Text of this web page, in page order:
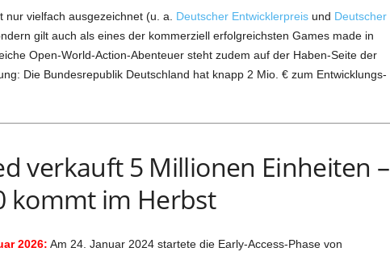
vielfach ausgezeichnet (u. a. Deutscher Entwicklerpreisund Deutscher
gilt auch als eines der kommerziell erfolgreichsten Games made in
Open-World-Action-Abenteuer steht zudem auf der Haben-Seite der
Die Bundesrepublik Deutschland hat knapp 2 Mio. € zum Entwicklungs-
verkauft 5 Millionen Einheiten –
kommt im Herbst
2026: Am 24. Januar 2024 startete die Early-Access-Phase von